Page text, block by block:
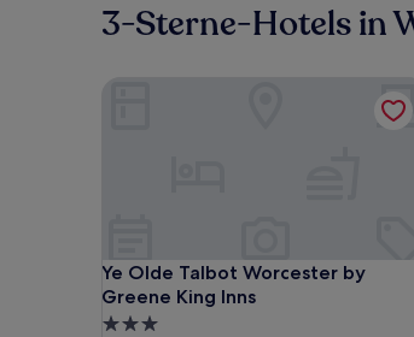
3-Sterne-Hotels in
Ye Olde Talbot Worcester by
Greene King Inns
Ye Olde Talbot Worcester by
3.0-
Ye Olde Talbot Worcester by